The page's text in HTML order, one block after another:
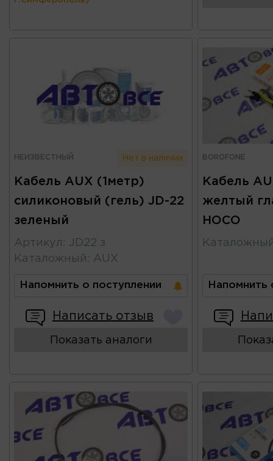
НЕИЗВЕСТНЫЙ Нет в наличии
Кабель AUX (1метр)
силиконовый (гель) JD-22
зеленый
Артикул : JD22 з
Каталожный : AUX
Напомнить о поступлении
Написать отзыв
Показать аналоги
BOROFONE
Кабель
желтый
HOCO
Напомнить